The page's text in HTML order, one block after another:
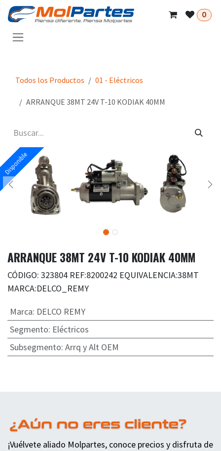
Ir al contenido
0
Todos los Productos 01 - Eléctricos
ARRANQUE 38MT 24V T-10 KODIAK 40MM
Disponible
Disponible
ARRANQUE 38MT 24V T-10 KODIAK 40MM
CÓDIGO: 323804 REF:8200242 EQUIVALENCIA:38MT
MARCA:DELCO_REMY
Marca: DELCO REMY
Segmento: Eléctricos
Subsegmento: Arrq y Alt OEM
¡Vuélvete aliado Molpartes, conoce precios y disfruta de